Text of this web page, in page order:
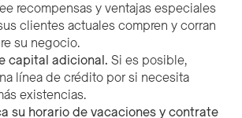
recompensas y ventajas especiales
clientes actuales compren y corran
su negocio.
capital adicional. Si es posible,
línea de crédito por si necesita
existencias.
su horario de vacaciones y contrate